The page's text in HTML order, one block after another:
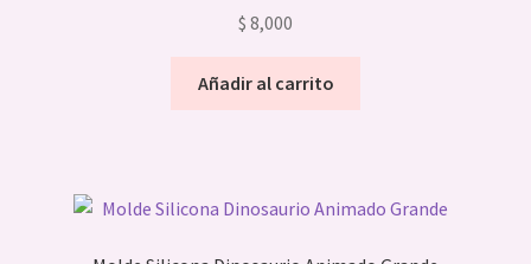
$ 8,000
Añadir al carrito